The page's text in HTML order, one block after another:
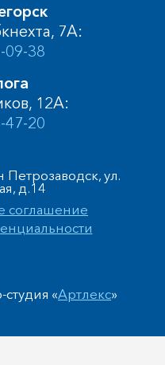
7А:
09-38
12А:
47-20
ул.
д.14
соглашение
студия «Артлекс»